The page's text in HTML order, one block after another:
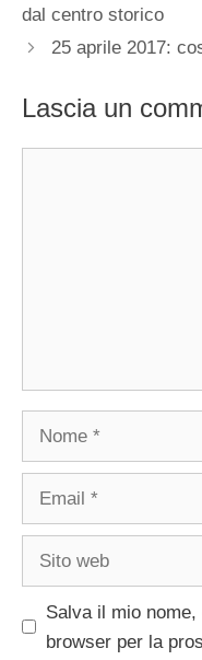
dal centro storico
25 aprile 2017:
Lascia un
Nome
Email
Sito
Salva il mio
browser per la